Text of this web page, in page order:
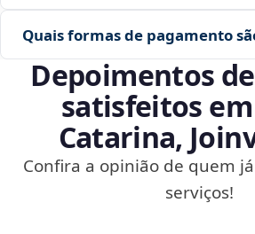
Quais formas de pagamento
Depoimentos
satisfeitos
Catarina,
Confira a opinião de quem
serviços!